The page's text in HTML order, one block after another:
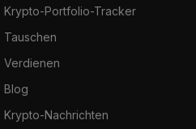
Krypto-Portfolio-Tracker
Tauschen
Verdienen
Blog
Krypto-Nachrichten